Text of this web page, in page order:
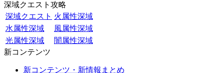
深域クエスト攻略
深域クエスト 火属性深域
水属性深域
風属性深域
光属性深域
闇属性深域
新コンテンツ
新コンテンツ・新情報まとめ